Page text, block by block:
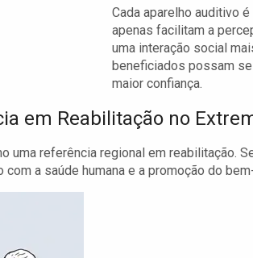
Cada aparelho auditivo
apenas facilitam a
uma interação social
beneficiados possam
maior confiança.
em Reabilitação no
uma referência regional em reabilitação.
a saúde humana e a promoção do